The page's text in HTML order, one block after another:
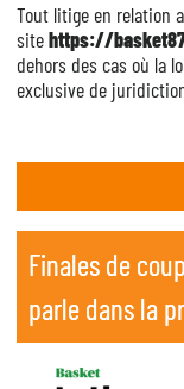
Tout litige en relation
site https://
dehors des cas où la
exclusive de
Finales de
parle dans la
Finales de
parle dans la